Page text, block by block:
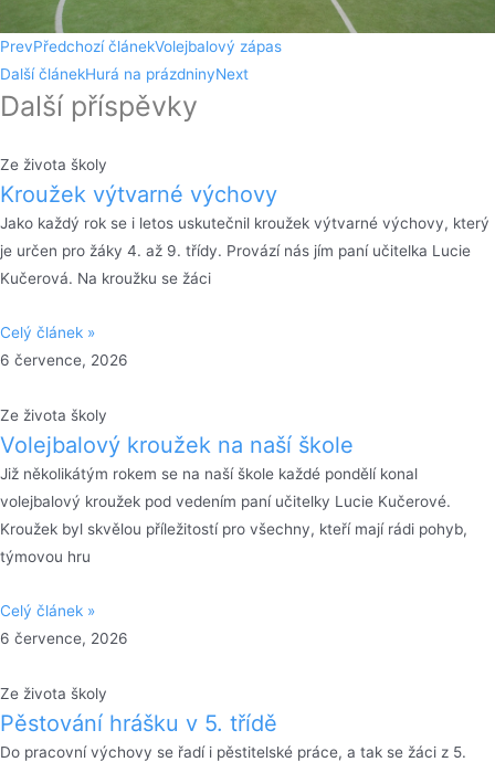
PrevPředchozí článekVolejbalový zápas
Další článekHurá na prázdninyNext
Další příspěvky
Ze života školy
Kroužek výtvarné výchovy
Jako každý rok se i letos uskutečnil kroužek výtvarné výchovy, který
je určen pro žáky 4. až 9. třídy. Provází nás jím paní učitelka Lucie
Kučerová. Na kroužku se žáci
Celý článek »
6 července, 2026
Ze života školy
Volejbalový kroužek na naší škole
Již několikátým rokem se na naší škole každé pondělí konal
volejbalový kroužek pod vedením paní učitelky Lucie Kučerové.
Kroužek byl skvělou příležitostí pro všechny, kteří mají rádi pohyb,
týmovou hru
Celý článek »
6 července, 2026
Ze života školy
Pěstování hrášku v 5. třídě
Do pracovní výchovy se řadí i pěstitelské práce, a tak se žáci z 5.